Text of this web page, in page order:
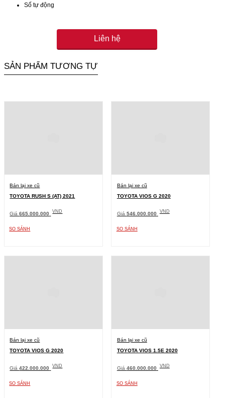
Số tự động
Liên hệ
SẢN PHẨM TƯƠNG TỰ
Bán lại xe cũ
TOYOTA RUSH S (AT) 2021
Giá665.000.000 VND
SO SÁNH
Bán lại xe cũ
TOYOTA VIOS G 2020
Giá 546.000.000 VND
SO SÁNH
Bán lại xe cũ
TOYOTA VIOS G 2020
Giá422.000.000 VND
SO SÁNH
Bán lại xe cũ
TOYOTA VIOS 1.5E 2020
Giá 460.000.000 VND
SO SÁNH